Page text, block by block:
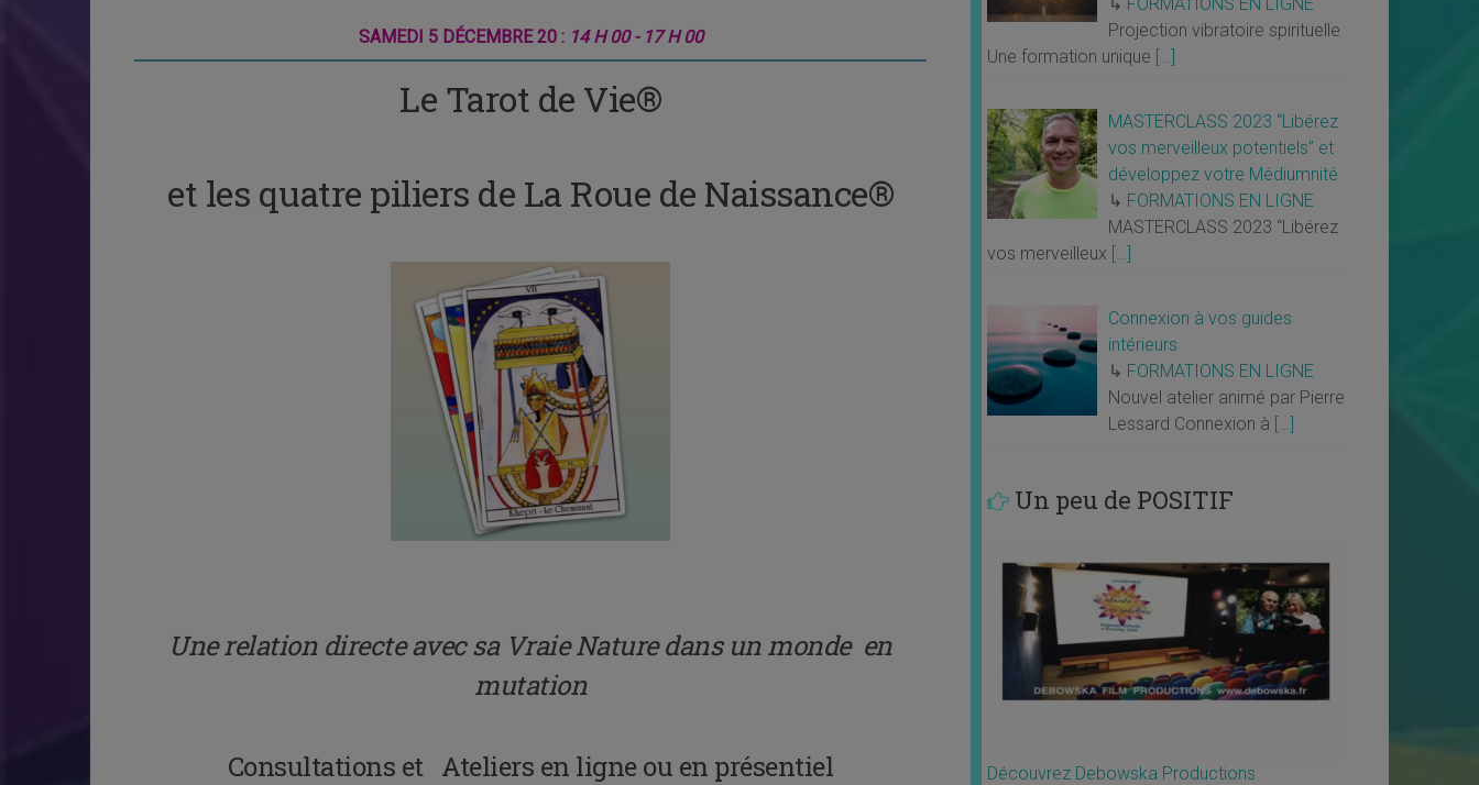
SAMEDI 5 DÉCEMBRE 20 : 14 H 00 - 17 H 00
Le Tarot de Vie®
et les quatre piliers de La Roue de Naissance®
Une relation directe avec sa Vraie Nature dans un mondeen
mutation
Consultations et Ateliers en ligne ou en présentiel
Projection vibratoire spirituelle
Une formation unique […]
MASTERCLASS 2023 “Libérez
vos merveilleux potentiels” et
développez votre Médiumnité
↳ FORMATIONS EN LIGNE
MASTERCLASS 2023 “Libérez
vos merveilleux […]
Connexion à vos guides
intérieurs
↳ FORMATIONS EN LIGNE
Nouvel atelier animé par Pierre
Lessard Connexion à […]
Un peu de POSITIF
Découvrez Debowska Productions